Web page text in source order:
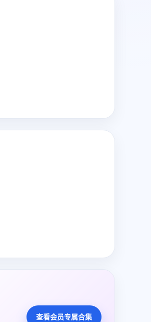
查看会员专属合集